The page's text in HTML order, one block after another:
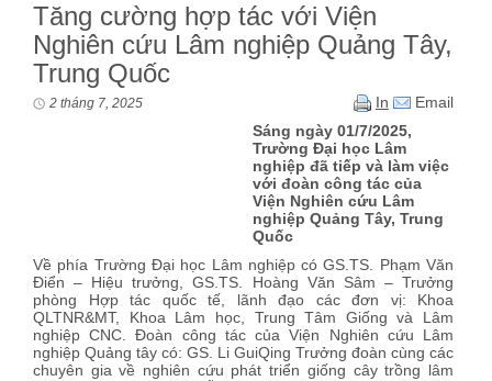
Tăng cường hợp tác với Viện
Nghiên cứu Lâm nghiệp Quảng Tây,
Trung Quốc
2 tháng 7, 2025 In
Email
Sáng ngày 01/7/2025,
Trường Đại học Lâm
nghiệp đã tiếp và làm việc
với đoàn công tác của
Viện Nghiên cứu Lâm
nghiệp Quảng Tây, Trung
Quốc
Về phía Trường Đại học Lâm nghiệp có GS.TS. Phạm Văn
Điển – Hiệu trưởng, GS.TS. Hoàng Văn Sâm – Trưởng
phòng Hợp tác quốc tế, lãnh đạo các đơn vị: Khoa
QLTNR&MT, Khoa Lâm học, Trung Tâm Giống và Lâm
nghiệp CNC. Đoàn công tác của Viện Nghiên cứu Lâm
nghiệp Quảng tây có: GS. Li GuiQing Trưởng đoàn cùng các
chuyên gia về nghiên cứu phát triển giống cây trồng lâm